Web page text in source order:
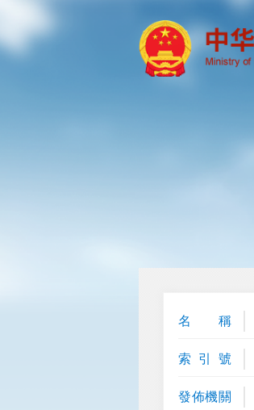
名 稱
索 引 號
發佈機關